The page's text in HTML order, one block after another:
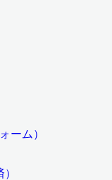
ーム）